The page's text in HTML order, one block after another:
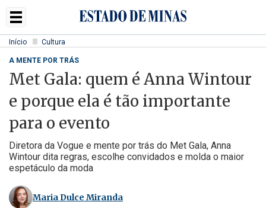
Início Cultura
A MENTE POR TRÁS
Met Gala: quem é Anna Wintour
e porque ela é tão importante
para o evento
Diretora da Vogue e mente por trás do Met Gala, Anna
Wintour dita regras, escolhe convidados e molda o maior
espetáculo da moda
Maria Dulce Miranda